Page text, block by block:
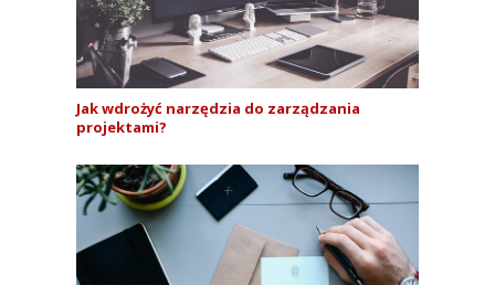
Jak wdrożyć narzędzia do zarządzania
projektami?